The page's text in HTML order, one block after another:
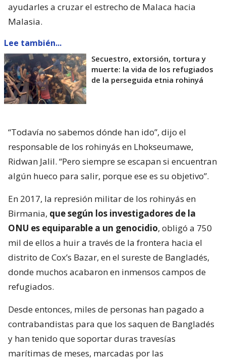
ayudarles a cruzar el estrecho de Malaca hacia
Malasia.
Lee también...
Secuestro, extorsión, tortura y
muerte: la vida de los refugiados
de la perseguida etnia rohinyá
“Todavía no sabemos dónde han ido”, dijo el
responsable de los rohinyás en Lhokseumawe,
Ridwan Jalil. “Pero siempre se escapan si encuentran
algún hueco para salir, porque ese es su objetivo”.
En 2017, la represión militar de los rohinyás en
Birmania, que según los investigadores de la
ONU es equiparable a un genocidio, obligó a 750
mil de ellos a huir a través de la frontera hacia el
distrito de Cox’s Bazar, en el sureste de Bangladés,
donde muchos acabaron en inmensos campos de
refugiados.
Desde entonces, miles de personas han pagado a
contrabandistas para que los saquen de Bangladés
y han tenido que soportar duras travesías
marítimas de meses, marcadas por las